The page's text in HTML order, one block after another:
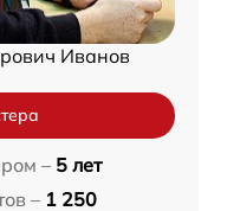
Иванов
– 5 лет
– 1 250